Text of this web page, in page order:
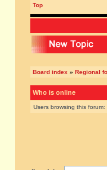
Top
Board index » Regional
Who is online
Users browsing this